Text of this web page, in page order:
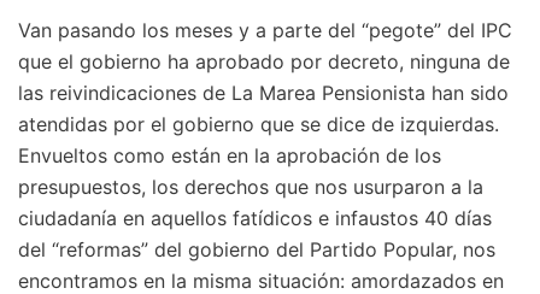
Van pasando los meses y a parte del “pegote” del IPC
que el gobierno ha aprobado por decreto, ninguna de
las reivindicaciones de La Marea Pensionista han sido
atendidas por el gobierno que se dice de izquierdas.
Envueltos como están en la aprobación de los
presupuestos, los derechos que nos usurparon a la
ciudadanía en aquellos fatídicos e infaustos 40 días
del “reformas” del gobierno del Partido Popular, nos
encontramos en la misma situación: amordazados en